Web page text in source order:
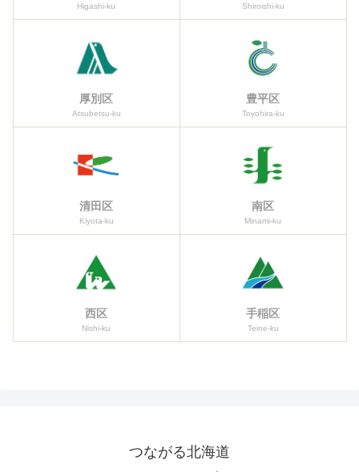
Higashi-ku Shiroishi-ku
厚別区
Atsubetsu-ku
豊平区
Toyohira-ku
清田区
Kiyota-ku
南区
Minami-ku
西区
Nishi-ku
手稲区
Teine-ku
つながる北海道